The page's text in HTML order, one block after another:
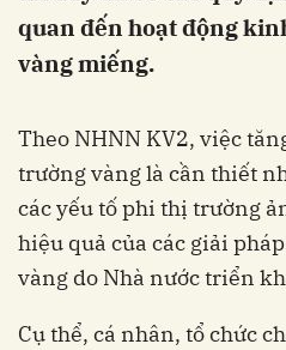
quan đến hoạt động
vàng miếng.
Theo NHNN KV2, việc
trường vàng là cần thiết
các yếu tố phi thị trường
hiệu quả của các giải
vàng do Nhà nước triển
Cụ thể, cá nhân, tổ chức